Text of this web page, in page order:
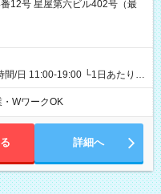
12号 星屋第六ビル402号（最
間/日 11:00-19:00 └1日あたりの
帯内であれば、いつでも勤務可
きな曜日でご勤務いただけま
働き方が可能なお仕事です！
WワークOK
詳細へ